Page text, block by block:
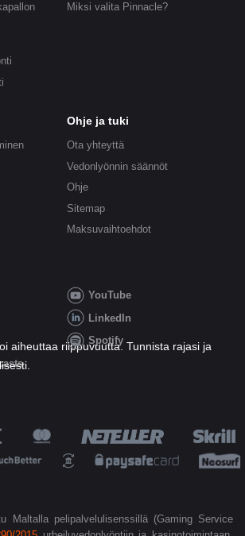
Miksi valita Pinnacle?
Ohje ja tuki
Ota yhteyttä
Vedonlyönnin säännöt
Ohje
Sitemap
Maksuvaihtoehdot
YouTube
LinkedIn
Spotify
aiheuttaa riippuvuutta. Tunnista rajasi ja
Maltalla pelipalvelulisenssillä (Gaming Service